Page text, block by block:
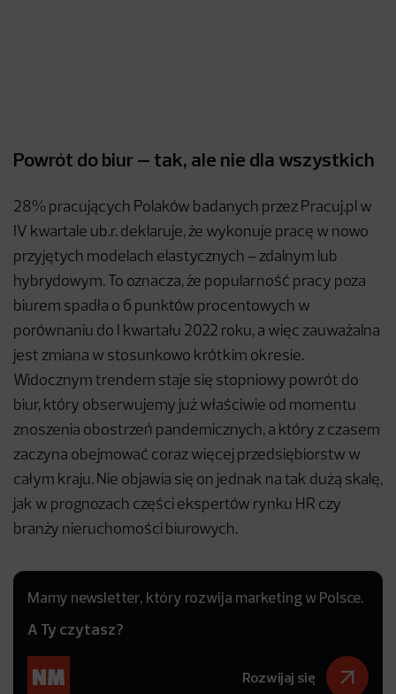
Powrót do biur – tak, ale nie dla wszystkich
28% pracujących Polaków badanych przez Pracuj.pl w
IV kwartale ub.r. deklaruje, że wykonuje pracę w nowo
przyjętych modelach elastycznych – zdalnym lub
hybrydowym. To oznacza, że popularność pracy poza
biurem spadła o 6 punktów procentowych w
porównaniu do I kwartału 2022 roku, a więc zauważalna
jest zmiana w stosunkowo krótkim okresie.
Widocznym trendem staje się stopniowy powrót do
biur, który obserwujemy już właściwie od momentu
znoszenia obostrzeń pandemicznych, a który z czasem
zaczyna obejmować coraz więcej przedsiębiorstw w
całym kraju. Nie objawia się on jednak na tak dużą skalę,
jak w prognozach części ekspertów rynku HR czy
branży nieruchomości biurowych.
Mamy newsletter, który rozwija marketing w Polsce.
A Ty czytasz?
Rozwijaj się